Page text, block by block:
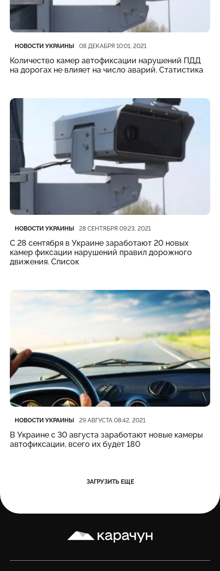
Категория
НОВОСТИ УКРАИНЫ
Дата публикации 08 ДЕКАБРЯ 10:01, 2021
Количество камер автофиксации нарушений ПДД
на дорогах не влияет на число аварий. Статистика
Категория
НОВОСТИ УКРАИНЫ
Дата публикации 28 СЕНТЯБРЯ 09:23, 2021
С 28 сентября в Украине заработают 20 новых
камер фиксации нарушений правил дорожного
движения. Список
Категория
НОВОСТИ УКРАИНЫ
Дата публикации 29 АВГУСТА 08:42, 2021
В Украине с 30 августа заработают новые камеры
автофиксации, всего их будет 180
ЗАГРУЗИТЬ ЕЩЕ
Карачун